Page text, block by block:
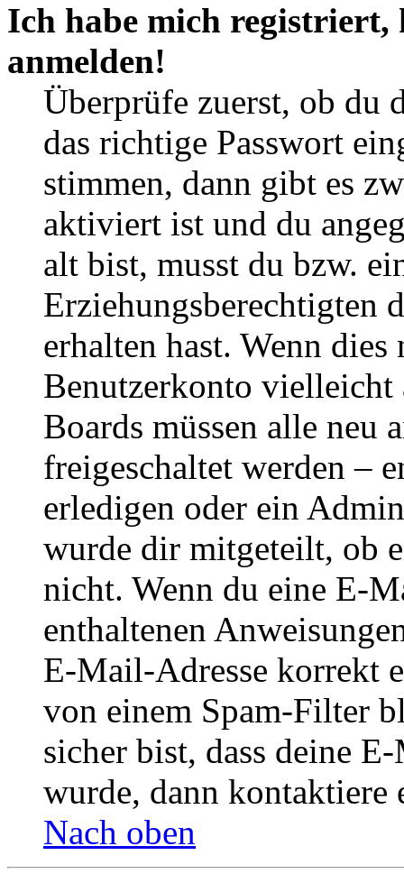
Ich habe mich
anmelden!
Überprüfe zuerst, ob du
das richtige Passwort
stimmen, dann gibt es
aktiviert ist und du
alt bist, musst du bzw.
Erziehungsberechtigten
erhalten hast. Wenn
Benutzerkonto
Boards müssen alle neu
freigeschaltet werden –
erledigen oder ein
wurde dir mitgeteilt, ob
nicht. Wenn du eine E-
enthaltenen
E-Mail-Adresse korrekt
von einem Spam-Filter
sicher bist, dass deine
wurde, dann kontaktiere
Nach oben